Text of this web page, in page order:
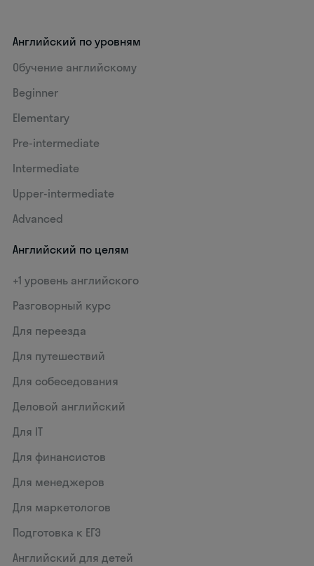
Английский по уровням
Обучение английскому
Beginner
Elementary
Pre-intermediate
Intermediate
Upper-intermediate
Advanced
Английский по целям
+1 уровень английского
Разговорный курс
Для переезда
Для путешествий
Для собеседования
Деловой английский
Для IT
Для финансистов
Для менеджеров
Для маркетологов
Подготовка к ЕГЭ
Английский для детей